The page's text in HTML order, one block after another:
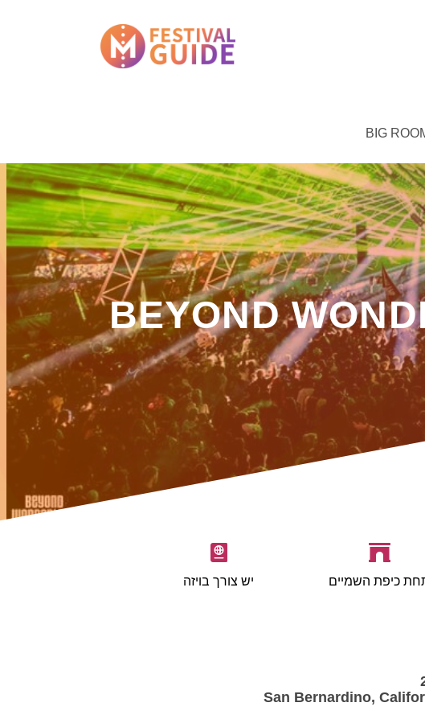
BIG
BEYOND
כיפת השמיים יש צורך בויזה